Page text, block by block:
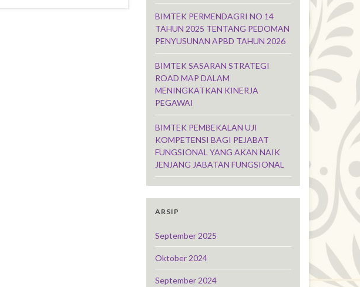
BIMTEK PERMENDAGRI NO 14
TAHUN 2025 TENTANG PEDOMAN
PENYUSUNAN APBD TAHUN 2026
BIMTEK SASARAN STRATEGI
ROAD MAP DALAM
MENINGKATKAN KINERJA
PEGAWAI
BIMTEK PEMBEKALAN UJI
KOMPETENSI BAGI PEJABAT
FUNGSIONAL YANG AKAN NAIK
JENJANG JABATAN FUNGSIONAL
ARSIP
September 2025
Oktober 2024
September 2024